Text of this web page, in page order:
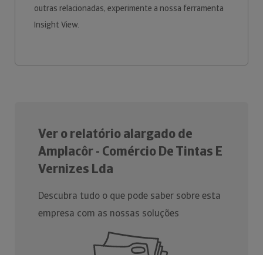
outras relacionadas, experimente a nossa ferramenta
Insight View.
Ver o relatório alargado de
Amplacôr - Comércio De Tintas E
Vernizes Lda
Descubra tudo o que pode saber sobre esta
empresa com as nossas soluções